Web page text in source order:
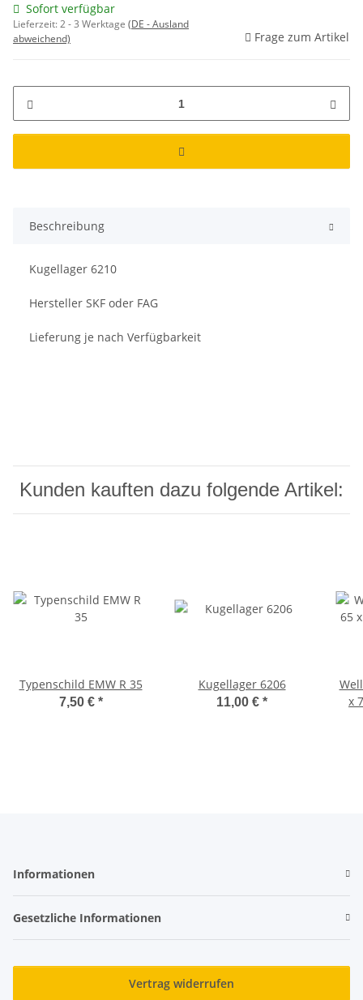
Sofort verfügbar
Lieferzeit:2 - 3 Werktage (DE - Ausland
abweichend)
Frage zum Artikel
Beschreibung
Kugellager 6210
Hersteller SKF oder FAG
Lieferung je nach Verfügbarkeit
Kunden kauften dazu folgende Artikel:
Typenschild EMW R 35
7,50 € *
Kugellager 6206
11,00 € *
x
Informationen
Gesetzliche Informationen
Vertrag widerrufen